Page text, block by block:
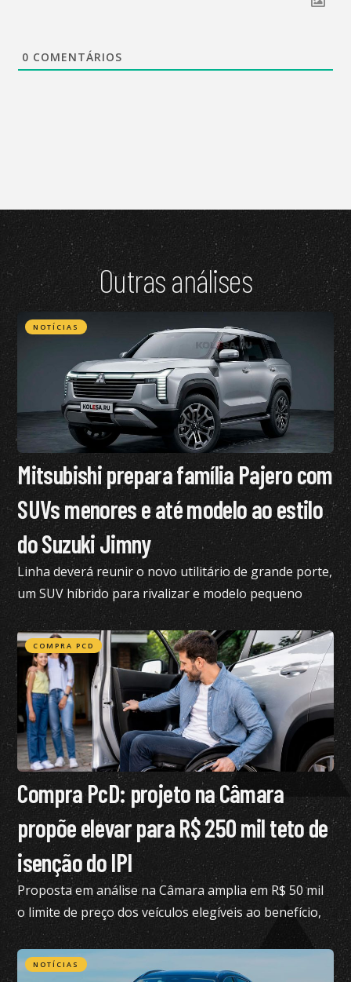
0 COMENTÁRIOS
Outras análises
NOTÍCIAS
Mitsubishi prepara família Pajero com
SUVs menores e até modelo ao estilo
do Suzuki Jimny
Linha deverá reunir o novo utilitário de grande porte,
um SUV híbrido para rivalizar e modelo pequeno
semelhante ao Suzuki Jimny
COMPRA PCD
Compra PcD: projeto na Câmara
propõe elevar para R$ 250 mil teto de
isenção do IPI
Proposta em análise na Câmara amplia em R$ 50 mil
o limite de preço dos veículos elegíveis ao benefício,
hoje fixado em R$ 200 mil
NOTÍCIAS